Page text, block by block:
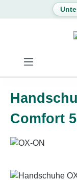
Zum Hauptinhalt
Comfort
Bildergalerie